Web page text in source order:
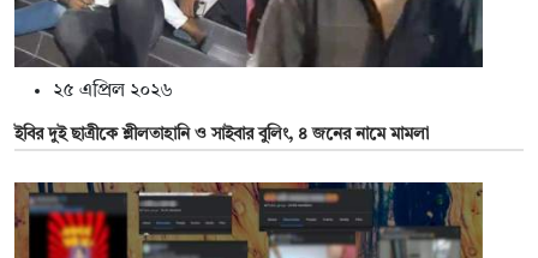
২৫ এপ্রিল ২০২৬
ইবির দুই ছাত্রীকে শ্লীলতাহানি ও সাইবার বুলিং, ৪ জনের নামে মামলা